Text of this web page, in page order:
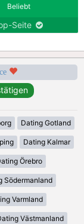
Beliebt
Seite
Dating Gotland
Dating Kalmar
Örebro
Södermanland
Varmland
Västmanland